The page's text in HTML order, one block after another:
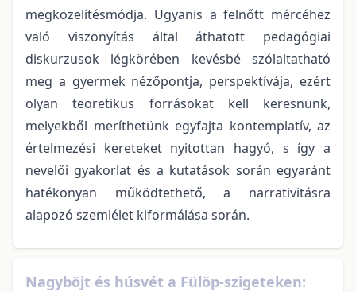
megközelítésmódja. Ugyanis a felnőtt mércéhez
való viszonyítás által áthatott pedagógiai
diskurzusok légkörében kevésbé szólaltatható
meg a gyermek nézőpontja, perspektívája, ezért
olyan teoretikus forrásokat kell keresnünk,
melyekből meríthetünk egyfajta kontemplatív, az
értelmezési kereteket nyitottan hagyó, s így a
nevelői gyakorlat és a kutatások során egyaránt
hatékonyan működtethető, a narrativitásra
alapozó szemlélet kiformálása során.
Nagyböjt és húsvét a Fülöp-szigeteken: